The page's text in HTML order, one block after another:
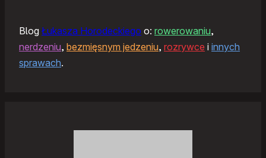
Blog Łukasza Horodeckiego o: rowerowaniu,
nerdzeniu, bezmięsnym jedzeniu, rozrywce i innych
sprawach.